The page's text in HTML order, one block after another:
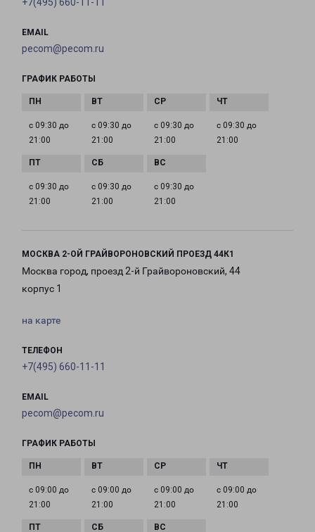
+7(495) 660-11-11
EMAIL
pecom@pecom.ru
ГРАФИК РАБОТЫ
с 09:30 до
21:00
с 09:30 до
21:00
с 09:30 до
21:00
с 09:30 до
21:00
с 09:30 до
21:00
с 09:30 до
21:00
с 09:30 до
21:00
МОСКВА 2-ОЙ ГРАЙВОРОНОВСКИЙ ПРОЕЗД 44К1
Москва город, проезд 2-й Грайвороновский, 44
корпус 1
на карте
ТЕЛЕФОН
+7(495) 660-11-11
EMAIL
pecom@pecom.ru
ГРАФИК РАБОТЫ
с 09:00 до
21:00
с 09:00 до
21:00
с 09:00 до
21:00
с 09:00 до
21:00